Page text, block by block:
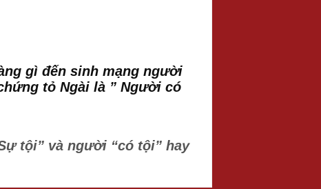
gì đến sinh mạng người
tỏ Ngài là ” Người có
tội” và người “có tội” hay